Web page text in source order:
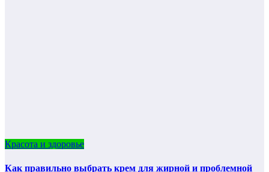
Красота и здоровье
Как правильно выбрать крем для жирной и проблемной